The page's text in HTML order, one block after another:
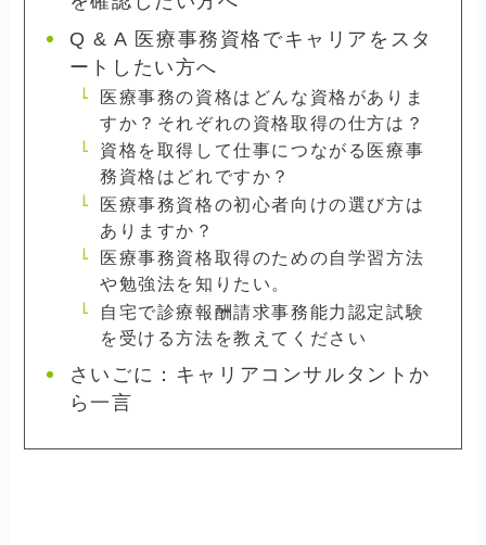
Q & A 医療事務資格でキャリアをスタ
ートしたい方へ
医療事務の資格はどんな資格がありま
すか？それぞれの資格取得の仕方は？
資格を取得して仕事につながる医療事
務資格はどれですか？
医療事務資格の初心者向けの選び方は
ありますか？
医療事務資格取得のための自学習方法
や勉強法を知りたい。
自宅で診療報酬請求事務能力認定試験
を受ける方法を教えてください
さいごに：キャリアコンサルタントか
ら一言